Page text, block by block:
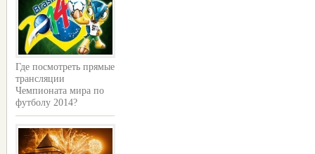
Где посмотреть прямые
трансляции
Чемпионата мира по
футболу 2014?